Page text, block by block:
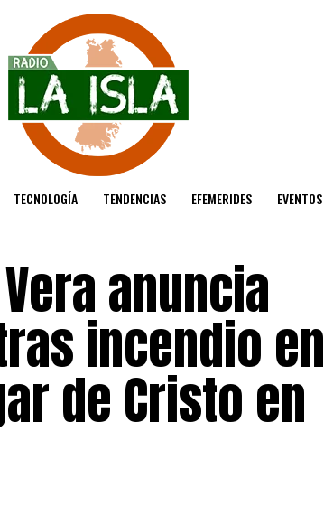
TECNOLOGÍA TENDENCIAS EFEMERIDES EVENTOS
anuncia
incendio en
de Cristo en